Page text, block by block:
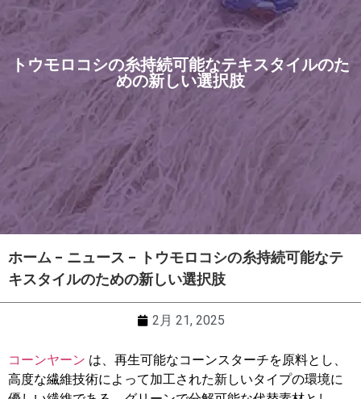
トウモロコシの糸持続可能なテキスタイルのた
めの新しい選択肢
ホーム - ニュース - トウモロコシの糸持続可能なテ
キスタイルのための新しい選択肢
2月 21, 2025
コーンヤーン は、再生可能なコーンスターチを原料とし、
高度な繊維技術によって加工された新しいタイプの環境に